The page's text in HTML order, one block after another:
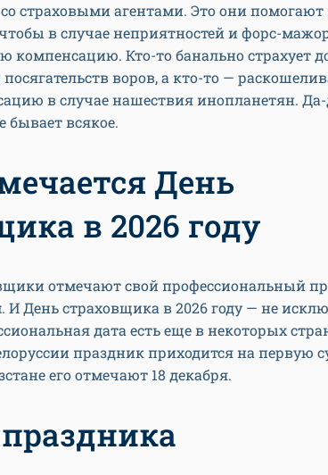
страховыми агентами. Это они
чтобы в случае неприятностей и форс-
компенсацию. Кто-то банально страхует
воров, а кто-то —
в случае нашествия инопланетян. Да-
бывает всякое.
День
в 2026 году
отмечают свой профессиональный
. И День страховщика в 2026 году — не
дата есть еще в некоторых
праздник приходится на первую
его отмечают 18 декабря.